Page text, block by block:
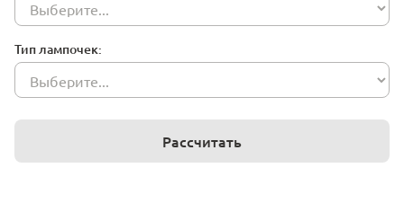
Тип лампочек:
Рассчитать